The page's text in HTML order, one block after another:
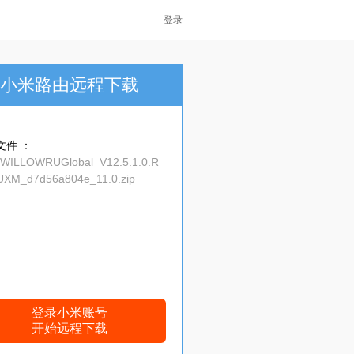
登录
小米路由远程下载
件 ：
登录小米账号
开始远程下载